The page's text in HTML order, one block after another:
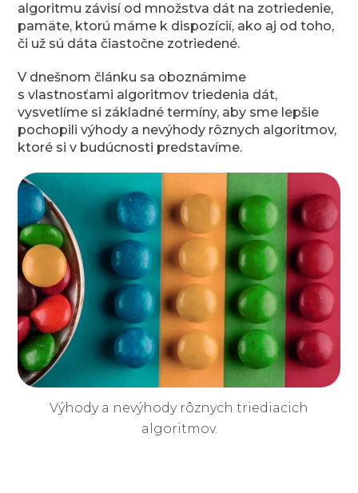
algoritmu závisí od množstva dát na zotriedenie,
pamäte, ktorú máme k dispozícií, ako aj od toho,
či už sú dáta čiastočne zotriedené.
V dnešnom článku sa oboznámime
s vlastnosťami algoritmov triedenia dát,
vysvetlíme si základné termíny, aby sme lepšie
pochopili výhody a nevýhody rôznych algoritmov,
ktoré si v budúcnosti predstavíme.
Výhody a nevýhody rôznych triediacich
algoritmov.